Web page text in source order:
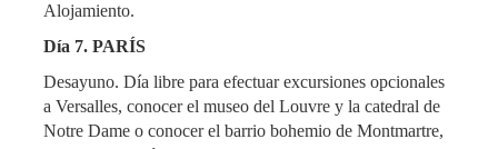
Alojamiento.
Día 7. PARÍS
Desayuno. Día libre para efectuar excursiones opcionales
a Versalles, conocer el museo del Louvre y la catedral de
Notre Dame o conocer el barrio bohemio de Montmartre,